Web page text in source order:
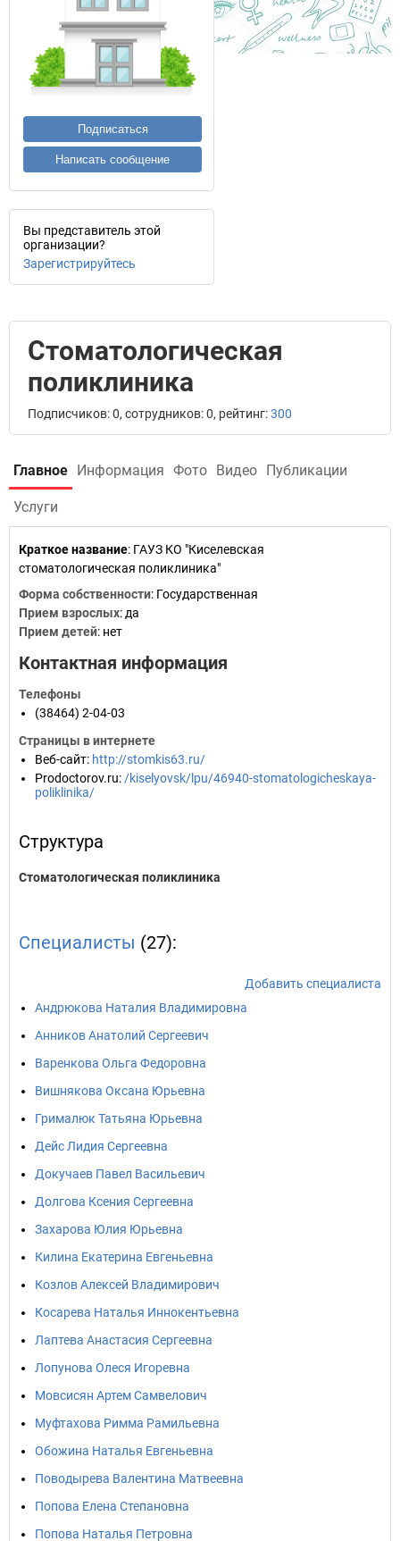
Подписаться
Написать сообщение
Вы представитель этой
организации?
Зарегистрируйтесь
Стоматологическая
поликлиника
Подписчиков: 0, сотрудников: 0, рейтинг:300
Главное Информация Фото Видео Публикации
Услуги
Краткое название: ГАУЗ КО "Киселевская
стоматологическая поликлиника"
Форма собственности: Государственная
Прием взрослых: да
Прием детей: нет
Контактная информация
Телефоны
(38464) 2-04-03
Страницы в интернете
Веб-сайт: http://stomkis63.ru/
Prodoctorov.ru: /kiselyovsk/lpu/46940-stomatologicheskaya-
poliklinika/
Структура
Стоматологическая поликлиника
Специалисты (27):
Добавить специалиста
Андрюкова Наталия Владимировна
Анников Анатолий Сергеевич
Варенкова Ольга Федоровна
Вишнякова Оксана Юрьевна
Грималюк Татьяна Юрьевна
Дейс Лидия Сергеевна
Докучаев Павел Васильевич
Долгова Ксения Сергеевна
Захарова Юлия Юрьевна
Килина Екатерина Евгеньевна
Козлов Алексей Владимирович
Косарева Наталья Иннокентьевна
Лаптева Анастасия Сергеевна
Лопунова Олеся Игоревна
Мовсисян Артем Самвелович
Муфтахова Римма Рамильевна
Обожина Наталья Евгеньевна
Поводырева Валентина Матвеевна
Попова Елена Степановна
Попова Наталья Петровна